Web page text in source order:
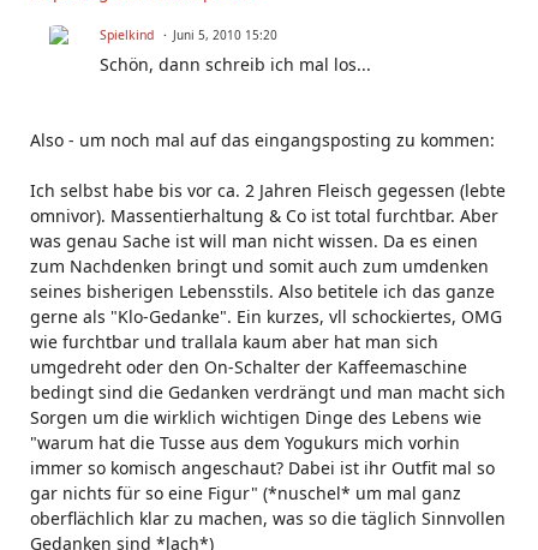
Spielkind Juni 5, 2010 15:20
Schön, dann schreib ich mal los...
Also - um noch mal auf das eingangsposting zu kommen:
Ich selbst habe bis vor ca. 2 Jahren Fleisch gegessen (lebte
omnivor). Massentierhaltung & Co ist total furchtbar. Aber
was genau Sache ist will man nicht wissen. Da es einen
zum Nachdenken bringt und somit auch zum umdenken
seines bisherigen Lebensstils. Also betitele ich das ganze
gerne als "Klo-Gedanke". Ein kurzes, vll schockiertes, OMG
wie furchtbar und trallala kaum aber hat man sich
umgedreht oder den On-Schalter der Kaffeemaschine
bedingt sind die Gedanken verdrängt und man macht sich
Sorgen um die wirklich wichtigen Dinge des Lebens wie
"warum hat die Tusse aus dem Yogukurs mich vorhin
immer so komisch angeschaut? Dabei ist ihr Outfit mal so
gar nichts für so eine Figur" (*nuschel* um mal ganz
oberflächlich klar zu machen, was so die täglich Sinnvollen
Gedanken sind *lach*)